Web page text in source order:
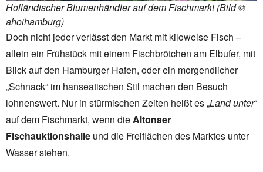
Holländischer Blumenhändler auf dem Fischmarkt (Bild ©
ahoihamburg)
Doch nicht jeder verlässt den Markt mit kiloweise Fisch –
allein ein Frühstück mit einem Fischbrötchen am Elbufer, mit
Blick auf den Hamburger Hafen, oder ein morgendlicher
„Schnack“ im hanseatischen Stil machen den Besuch
lohnenswert. Nur in stürmischen Zeiten heißt es „Land unter“
auf dem Fischmarkt, wenn dieAltonaer
Fischauktionshalle und die Freiflächen des Marktes unter
Wasser stehen.